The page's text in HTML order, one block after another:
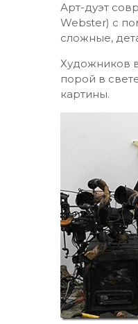
Арт-дуэт
Webster) с
сложные,
Художников
порой в
картины.